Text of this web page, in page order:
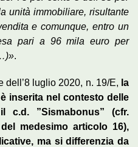
unità immobiliare, risultante
e comunque, entro un
pari a 96 mila euro per
.
dell’8 luglio 2020, n. 19/E, la
inserita nel contesto delle
c.d. ”Sismabonus” (cfr.
medesimo articolo 16),
ma si differenzia da